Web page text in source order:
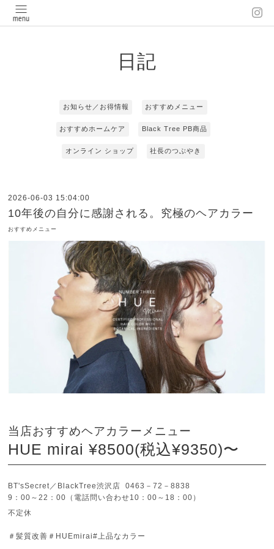
日記
お知らせ／お得情報 おすすめメニュー
おすすめホームケア Black Tree PB商品
オンライン ショップ 社長のつぶやき
2026-06-03 15:04:00
10年後の自分に感謝される。究極のヘアカラー
おすすめメニュー
当店おすすめヘアカラーメニュー
HUE mirai ¥8500(税込¥9350)〜
BT'sSecret／BlackTree渋沢店 0463－72－8838
9：00～22：00（電話問い合わせ10：00～18：00）
不定休
＃髪質改善＃HUEmirai#上品なカラー